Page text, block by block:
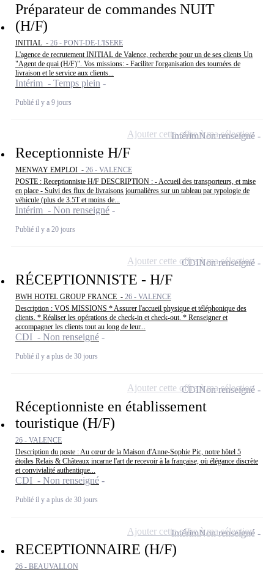
Préparateur de commandes NUIT
(H/F)
INITIAL - 26 - PONT-DE-L'ISERE
L'agence de recrutement INITIAL de Valence, recherche pour un de ses clients Un
"Agent de quai (H/F)". Vos missions: - Faciliter l'organisation des tournées de
livraison et le service aux clients...
Intérim - Temps plein
Publié il y a 9 jours
Receptionniste H/F
MENWAY EMPLOI - 26 - VALENCE
POSTE : Receptionniste H/F DESCRIPTION : - Accueil des transporteurs, et mise
en place - Suivi des flux de livraisons journalières sur un tableau par typologie de
véhicule (plus de 3.5T et moins de...
Intérim - Non renseigné
Publié il y a 20 jours
IntérimNon renseigné
Ajouter cette offre à ma sélection
RÉCEPTIONNISTE - H/F
BWH HOTEL GROUP FRANCE - 26 - VALENCE
Description : VOS MISSIONS * Assurer l'accueil physique et téléphonique des
clients. * Réaliser les opérations de check-in et check-out. * Renseigner et
accompagner les clients tout au long de leur...
CDI - Non renseigné
Publié il y a plus de 30 jours
CDINon renseigné
Ajouter cette offre à ma sélection
Réceptionniste en établissement
touristique (H/F)
26 - VALENCE
Description du poste : Au cœur de la Maison d'Anne-Sophie Pic, notre hôtel 5
étoiles Relais & Châteaux incarne l'art de recevoir à la française, où élégance discrète
et convivialité authentique...
CDI - Non renseigné
Publié il y a plus de 30 jours
CDINon renseigné
Ajouter cette offre à ma sélection
RECEPTIONNAIRE (H/F)
26 - BEAUVALLON
IntérimNon renseigné
Ajouter cette offre à ma sélection